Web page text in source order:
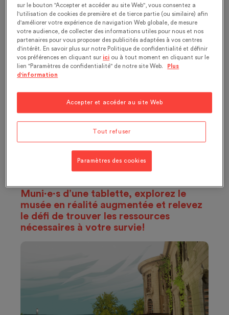
AL2049 : l’Escape Game
de l’Alimentarium !
Plongez dans l'univers de AL2049, un
escape game coopératif qui vous
projette dans un Alimentarium du futur
Muni∙e∙s d’une tablette, explorez le
musée en réalité augmentée et relevez
le défi de trouver les ressources
nécessaires à votre survie!
Dès CHF 240.- par groupe
sur le bouton "Accepter et accéder au site Web", vous consentez a
l'utilisation de cookies de première et de tierce partie (ou similaire) afin
d'améliorer votre expérience de navigation Web globale, de mesure
votre audience, de collecter des informations utiles pour nous et nos
partenaires pour vous proposer des publicités adaptées à vos centres
d'intérêt. En savoir plus sur notre Politique de confidentialité et définir
vos préférences en cliquant sur ici ou à tout moment en cliquant sur le
lien "Paramètres de confidentialité" de notre site Web.
Plus
d'information
Tout refuser
Accepter et accéder au site Web
Paramètres des cookies